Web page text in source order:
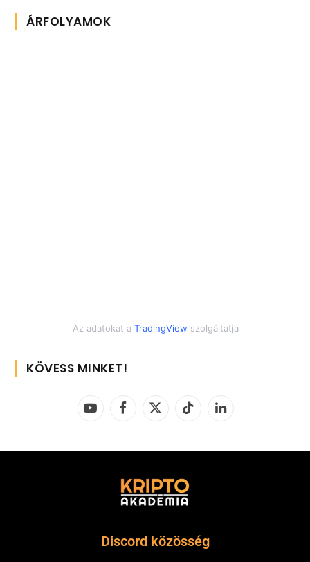
ÁRFOLYAMOK
Az adatokat a TradingView szolgáltatja
KÖVESS MINKET!
YouTubeFacebook
X
TikTok LinkedIn
Discord közösség